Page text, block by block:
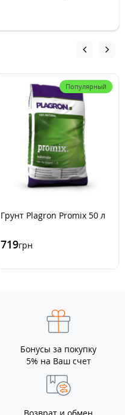
Популярный
Грунт Plagron Promix 50 л
719грн
Бонусы за покупку
5% на Ваш счет